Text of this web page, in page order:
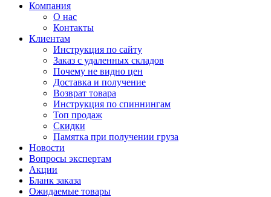
Компания
О нас
Контакты
Клиентам
Инструкция по сайту
Заказ с удаленных складов
Почему не видно цен
Доставка и получение
Возврат товара
Инструкция по спиннингам
Топ продаж
Скидки
Памятка при получении груза
Новости
Вопросы экспертам
Акции
Бланк заказа
Ожидаемые товары